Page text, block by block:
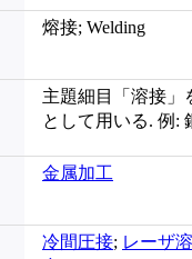
熔接; Welding
主題細目「溶接」
として用いる. 例:
金属加工
冷間圧接; レーザ